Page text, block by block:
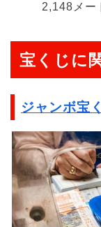
2,148メー
宝くじに
ジャンボ宝